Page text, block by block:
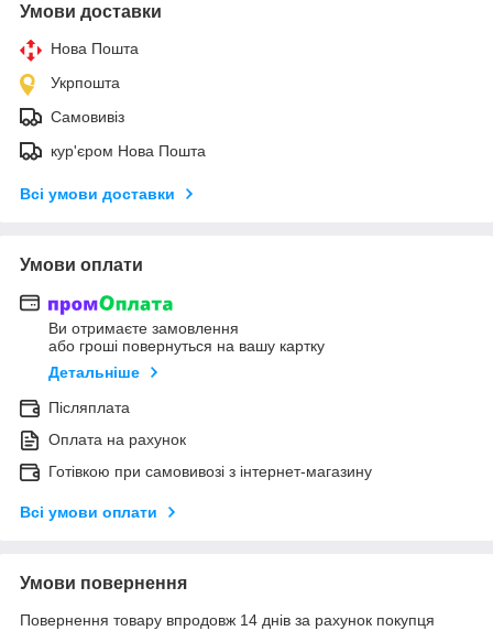
Умови доставки
Нова Пошта
Укрпошта
Самовивіз
кур'єром Нова Пошта
Всі умови доставки
Умови оплати
Ви отримаєте замовлення
або гроші повернуться на вашу картку
Детальніше
Післяплата
Оплата на рахунок
Готівкою при самовивозі з інтернет-магазину
Всі умови оплати
Умови повернення
Повернення товару впродовж 14 днів за рахунок покупця